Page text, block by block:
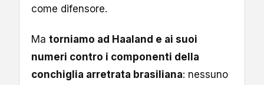
come difensore.
Ma torniamo ad Haaland e ai suoi
numeri contro i componenti della
conchiglia arretrata brasiliana: nessuno